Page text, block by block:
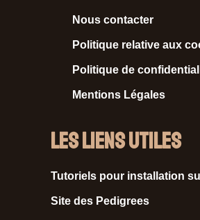
Nous contacter
Politique relative aux
Politique de
Mentions Légales
Les liens utiles
Tutoriels pour installation
Site des Pedigrees